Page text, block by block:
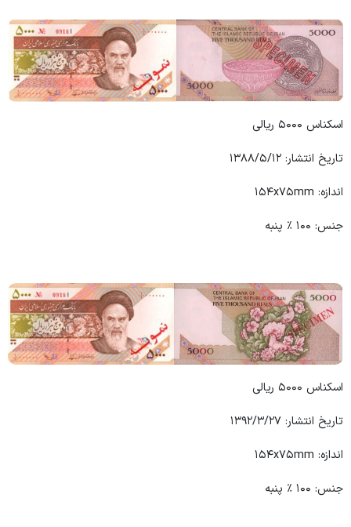
اسکناس ۵۰۰۰ ریالی
تاریخ انتشار: ۱۳۸۸/۵/۱۲
اندازه: ۱۵۴x۷۵mm
جنس: ۱۰۰ ٪ پنبه
اسکناس ۵۰۰۰ ریالی
تاریخ انتشار: ۱۳۹۲/۳/۲۷
اندازه: ۱۵۴x۷۵mm
جنس: ۱۰۰ ٪ پنبه